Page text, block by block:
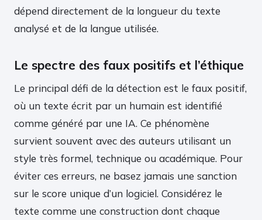
dépend directement de la longueur du texte
analysé et de la langue utilisée.
Le spectre des faux positifs et l’éthique
Le principal défi de la détection est le faux positif,
où un texte écrit par un humain est identifié
comme généré par une IA. Ce phénomène
survient souvent avec des auteurs utilisant un
style très formel, technique ou académique. Pour
éviter ces erreurs, ne basez jamais une sanction
sur le score unique d’un logiciel. Considérez le
texte comme une construction dont chaque